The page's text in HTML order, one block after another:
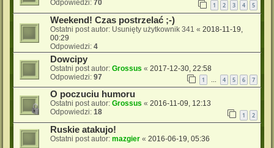
Odpowiedzi: 70 1 2 3 4 5
Weekend! Czas postrzelać ;-)
Ostatni post autor: Usunięty użytkownik 341 « 2018-11-19,
00:29
Odpowiedzi: 4
Dowcipy
Ostatni post autor: Grossus « 2017-12-30, 22:58
Odpowiedzi: 97 1 … 4 5 6 7
O poczuciu humoru
Ostatni post autor: Grossus « 2016-11-09, 12:13
Odpowiedzi: 18 1 2
Ruskie atakujo!
Ostatni post autor: mazgier « 2016-06-19, 05:36